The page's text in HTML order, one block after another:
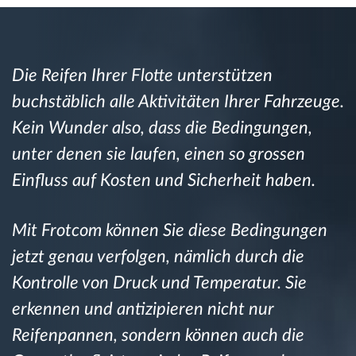
Automatic driver identification
Entdecken Sie alle Funktionen
Ersparnis Rechner
Die Reifen Ihrer Flotte unterstützen
buchstäblich alle Aktivitäten Ihrer Fahrzeuge.
Kein Wunder also, dass die Bedingungen,
unter denen sie laufen, einen so grossen
Einfluss auf Kosten und Sicherheit haben.
Mit Frotcom können Sie diese Bedingungen
jetzt genau verfolgen, nämlich durch die
Kontrolle von Druck und Temperatur. Sie
erkennen und antizipieren nicht nur
Reifenpannen, sondern können auch die